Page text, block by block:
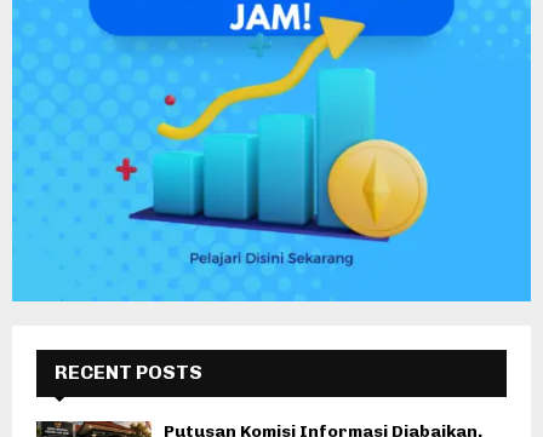
RECENT POSTS
Putusan Komisi Informasi Diabaikan,